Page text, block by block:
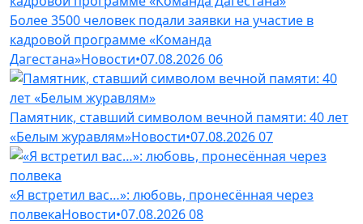
Более 3500 человек подали заявки на участие в
кадровой программе «Команда
Дагестана»Новости•07.08.202606
Памятник, ставший символом вечной памяти: 40 лет
«Белым журавлям»Новости•07.08.202607
«Я встретил вас…»: любовь, пронесённая через
полвекаНовости•07.08.202608